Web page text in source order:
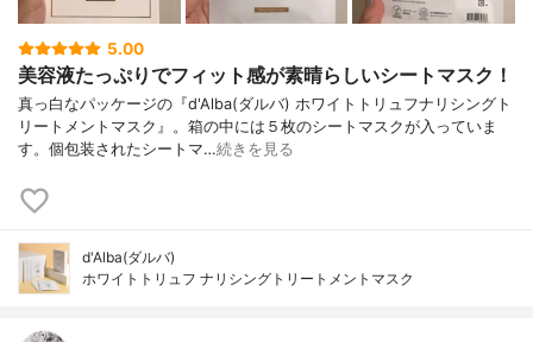
5.00
美容液たっぷりでフィット感が素晴らしいシートマスク！
真っ白なパッケージの『d'Alba(ダルバ) ホワイトトリュフナリシングト
リートメントマスク』。箱の中には５枚のシートマスクが入っていま
す。個包装されたシートマ…続きを見る
d'Alba(ダルバ)
ホワイトトリュフ ナリシングトリートメントマスク